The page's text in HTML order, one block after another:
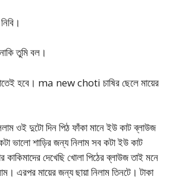
তুমি বল।
হবে। ma new choti চাষির ছেলে মায়ের
ওই দুটো দিন পিঠ ফাঁকা মানে ইউ কাট ব্লাউজ
ভালো শাড়ির জন্য নিলাম সব কটা ইউ কাট
কাকিমাদের দেখেছি খোলা পিঠের ব্লাউজ তাই মনে
এরপর মায়ের জন্য ছায়া নিলাম তিনটে। টাকা